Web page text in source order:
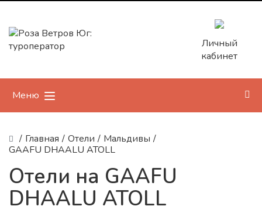
Личный
кабинет
Меню
/ Главная / Отели / Мальдивы /
GAAFU DHAALU ATOLL
Отели на GAAFU
DHAALU ATOLL